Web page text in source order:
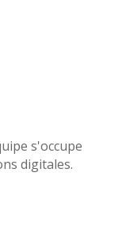
s'occupe
digitales.